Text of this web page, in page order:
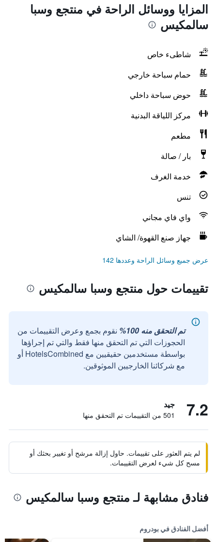
المزايا ووسائل الراحة في منتجع وسبا
سالمكيس
شاطىء خاص
حمام سباحة خارجي
حوض سباحة داخلي
مركز اللياقة البدنية
مطعم
بار / صالة
خدمة الغرف
تنس
واي فاي مجاني
جهاز صنع القهوة/ الشاي
عرض جميع وسائل الراحة وعددها 142
تقييمات حول منتجع وسبا سالمكيس
تم التحقق منه 100%
نقوم بجمع وعرض التقييمات من
الحجوزات التي تم التحقق منها فقط والتي تم إجراؤها
بواسطة مستخدمين حقيقيين مع HotelsCombined أو
مع شركائنا الخارجيين الموثوقين.
7.2 جيد
501 من التقييمات تم التحقق منها
لم يتم العثور على تقييمات. حاول إزالة مرشح أو تغيير بحثك أو
مسح كل شيء لعرض التقييمات.
فنادق مشابهة لـ منتجع وسبا سالمكيس
أفضل الفنادق في بودروم